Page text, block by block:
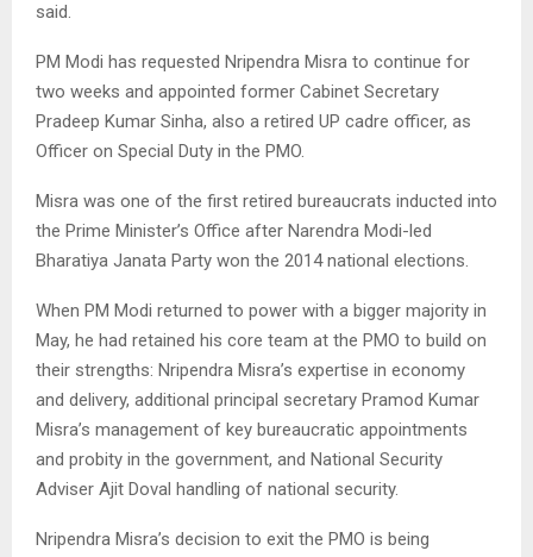
said.
PM Modi has requested Nripendra Misra to continue for
two weeks and appointed former Cabinet Secretary
Pradeep Kumar Sinha, also a retired UP cadre officer, as
Officer on Special Duty in the PMO.
Misra was one of the first retired bureaucrats inducted into
the Prime Minister’s Office after Narendra Modi-led
Bharatiya Janata Party won the 2014 national elections.
When PM Modi returned to power with a bigger majority in
May, he had retained his core team at the PMO to build on
their strengths: Nripendra Misra’s expertise in economy
and delivery, additional principal secretary Pramod Kumar
Misra’s management of key bureaucratic appointments
and probity in the government, and National Security
Adviser Ajit Doval handling of national security.
Nripendra Misra’s decision to exit the PMO is being